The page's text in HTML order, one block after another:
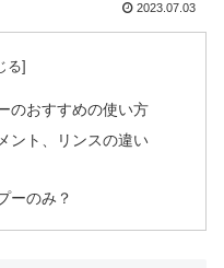
2023.07.03
のおすすめの使い方
ント、リンスの違い
ーのみ？